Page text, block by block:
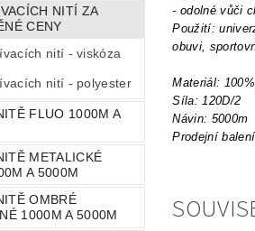
NITÍ ZA
CENY
nití - viskóza
nití - polyester
FLUO 1000M A
METALICKÉ
A 5000M
OMBRÉ
1000M A 5000M
- odolné vůči
Použití:
obuvi,
Materiál:
Síla: 120D/2
Návin: 5000m
Prodejní